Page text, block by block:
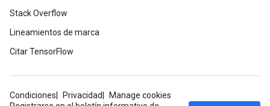
Stack Overflow
Lineamientos de marca
Citar TensorFlow
Condiciones Privacidad
Manage cookies